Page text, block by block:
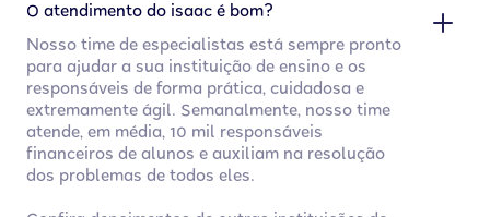
O atendimento do isaac é bom?
Nosso time de especialistas está sempre pronto
para ajudar a sua instituição de ensino e os
responsáveis de forma prática, cuidadosa e
extremamente ágil. Semanalmente, nosso time
atende, em média, 10 mil responsáveis
financeiros de alunos e auxiliam na resolução
dos problemas de todos eles.